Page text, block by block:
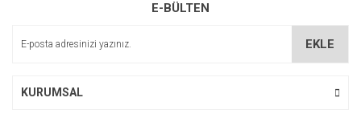
Ürün açıklamasında eksik bilgiler bulunuyor.
Sebahattin Özcan | 18/07/2024
Çok iyi ve anlaşılabilir alışveriş
M... Ö... | 28/02/2024
E-BÜLTEN
EKLE
KURUMSAL